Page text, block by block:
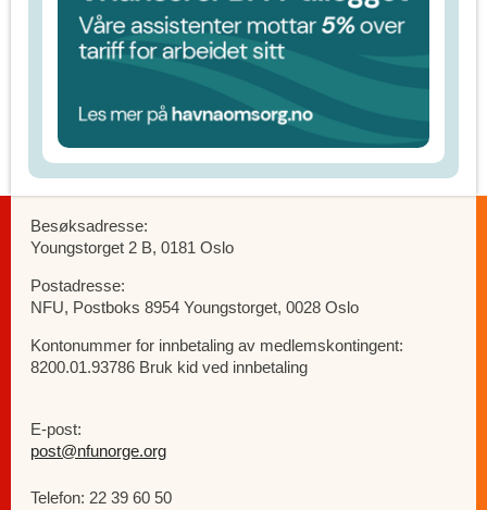
Besøksadresse:
Youngstorget 2 B, 0181 Oslo
Postadresse:
NFU, Postboks 8954 Youngstorget, 0028 Oslo
Kontonummer for innbetaling av medlemskontingent:
8200.01.93786 Bruk kid ved innbetaling
E-post:
post@nfunorge.org
Telefon: 22 39 60 50